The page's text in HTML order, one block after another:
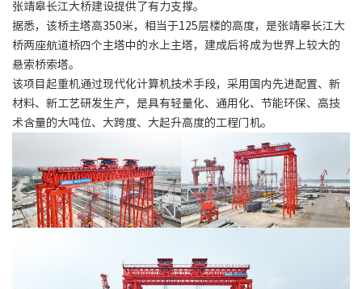
张靖皋长江大桥建设提供了有力支撑。
据悉，该桥主塔高350米，相当于125层楼的高度，是张靖皋长江大
桥两座航道桥四个主塔中的水上主塔，建成后将成为世界上较大的
悬索桥索塔。
该项目起重机通过现代化计算机技术手段，采用国内先进配置、新
材料、新工艺研发生产，是具有轻量化、通用化、节能环保、高技
术含量的大吨位、大跨度、大起升高度的工程门机。